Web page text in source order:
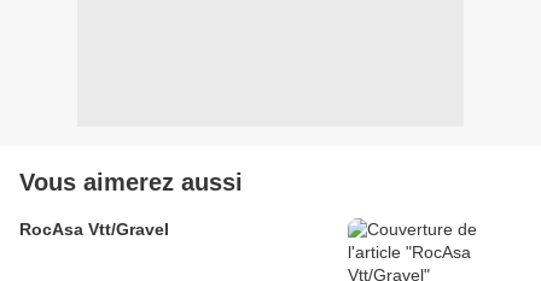
Vous aimerez aussi
RocAsa Vtt/Gravel